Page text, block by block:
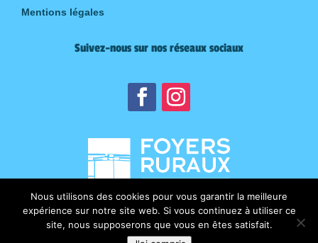
Mentions légales
Suivez-nous sur nos réseaux sociaux
Nous utilisons des cookies pour vous garantir la meilleure
expérience sur notre site web. Si vous continuez à utiliser ce
site, nous supposerons que vous en êtes satisfait.